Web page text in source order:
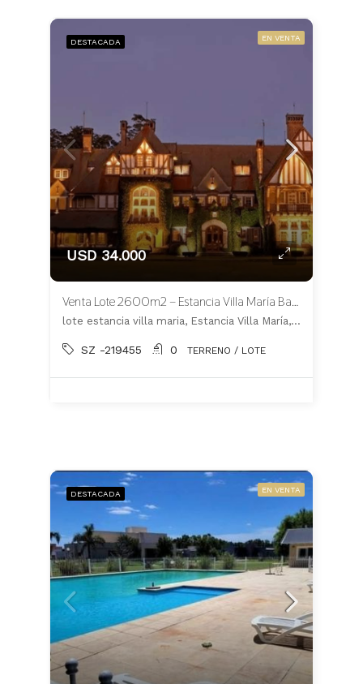
DESTACADA EN VENTA
USD 34.000
Venta Lote 2600m2 – Estancia Villa María Barrio Los Silos – CANNING
lote estancia villa maria, Estancia Villa María, Ezeiza
SZ -219455 0 TERRENO / LOTE
DESTACADA EN VENTA